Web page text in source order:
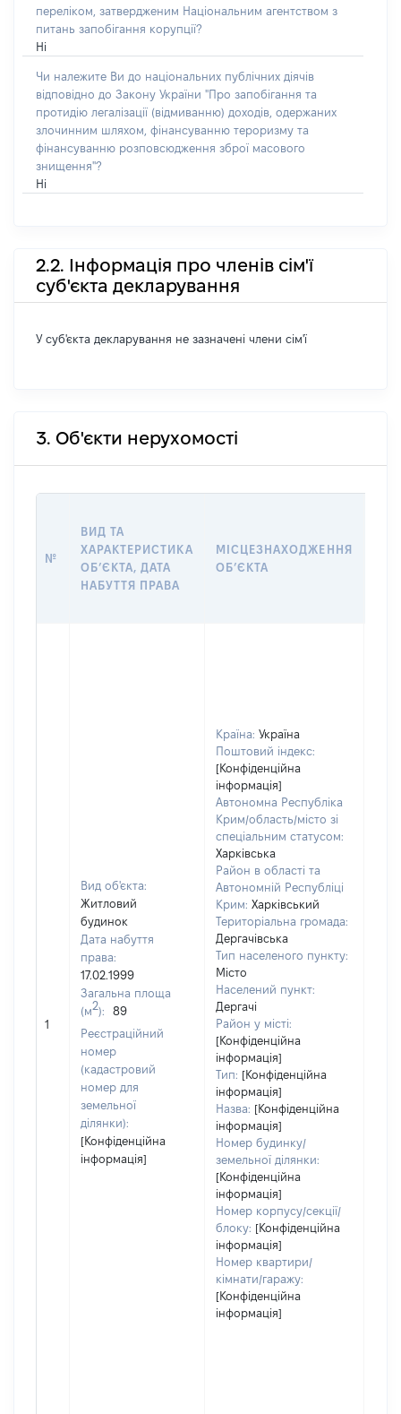
переліком, затвердженим Національним агентством з
питань запобігання корупції?
Ні
Чи належите Ви до національних публічних діячів
відповідно до Закону України "Про запобігання та
протидію легалізації (відмиванню) доходів, одержаних
злочинним шляхом, фінансуванню тероризму та
фінансуванню розповсюдження зброї масового
знищення"?
Ні
2.2. Інформація про членів сім'ї
суб'єкта декларування
У суб'єкта декларування не зазначені члени сім'ї
3. Об'єкти нерухомості
№
ВИД ТА
ХАРАКТЕРИСТИКА
ОБʼЄКТА, ДАТА
НАБУТТЯ ПРАВА
МІСЦЕЗНАХОДЖЕННЯ
ОБʼЄКТА
1
Вид об'єкта:
Житловий
будинок
Дата набуття
права:
17.02.1999
Загальна площа
(м2):
89
Реєстраційний
номер
(кадастровий
номер для
земельної
ділянки):
[Конфіденційна
інформація]
Країна: Україна
Поштовий індекс:
[Конфіденційна
інформація]
Автономна Республіка
Крим/область/місто зі
спеціальним статусом:
Харківська
Район в області та
Автономній Республіці
Крим: Харківський
Територіальна громада:
Дергачівська
Тип населеного пункту:
Місто
Населений пункт:
Дергачі
Район у місті:
[Конфіденційна
інформація]
Тип: [Конфіденційна
інформація]
Назва: [Конфіденційна
інформація]
Номер будинку/
земельної ділянки:
[Конфіденційна
інформація]
Номер корпусу/секції/
блоку: [Конфіденційна
інформація]
Номер квартири/
кімнати/гаражу:
[Конфіденційна
інформація]